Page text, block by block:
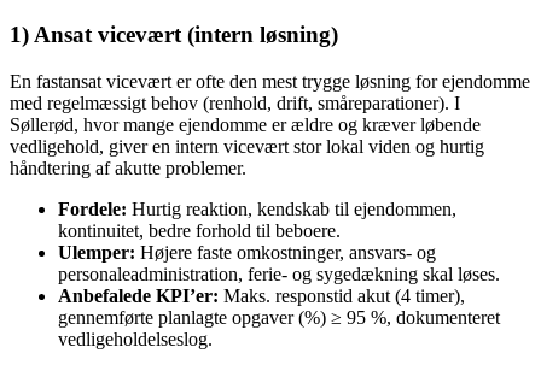
1) Ansat vicevært (intern løsning)
En fastansat vicevært er ofte den mest trygge løsning for ejendomme
med regelmæssigt behov (renhold, drift, småreparationer). I
Søllerød, hvor mange ejendomme er ældre og kræver løbende
vedligehold, giver en intern vicevært stor lokal viden og hurtig
håndtering af akutte problemer.
Fordele: Hurtig reaktion, kendskab til ejendommen,
kontinuitet, bedre forhold til beboere.
Ulemper: Højere faste omkostninger, ansvars‑ og
personaleadministration, ferie‑ og sygedækning skal løses.
Anbefalede KPI’er: Maks. responstid akut (4 timer),
gennemførte planlagte opgaver (%) ≥ 95 %, dokumenteret
vedligeholdelseslog.